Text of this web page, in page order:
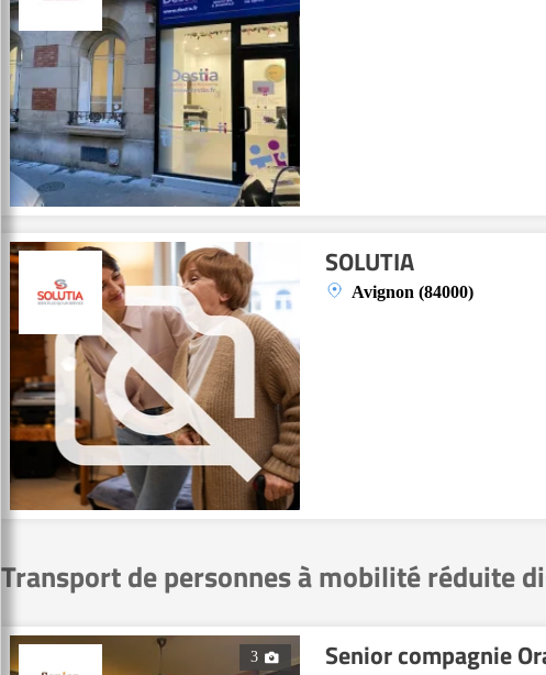
SOLUTIA
Avignon (84000)
Transport de personnes à mobilité réduite
3 Senior compagnie